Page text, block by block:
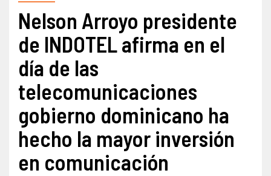
Nelson Arroyo presidente
de INDOTEL afirma en el
día de las
telecomunicaciones
gobierno dominicano ha
hecho la mayor inversión
en comunicación